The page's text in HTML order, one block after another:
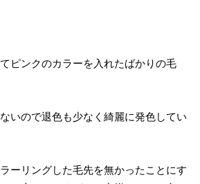
ピンクのカラーを入れたばかりの毛
いので退色も少なく綺麗に発色してい
ーリングした毛先を無かったことにす